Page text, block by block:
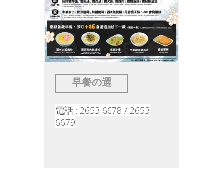
早餐の選
電話 : 2653 6678 / 2653
6679